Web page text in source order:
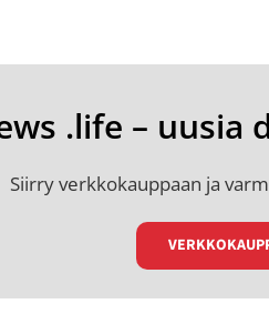
.life –
Siirry verkkokauppaan ja